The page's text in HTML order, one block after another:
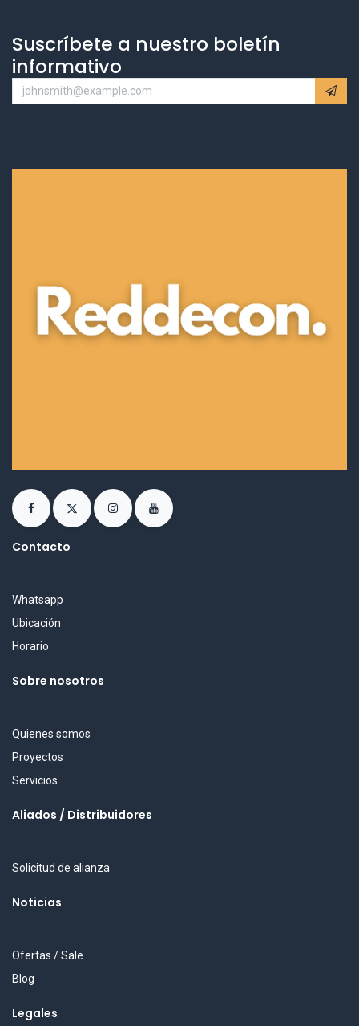
Suscríbete a nuestro boletín
informativo
Contacto
Whatsapp
Ubicación
Horario
Sobre nosotros
Quienes somos
Proyectos
Servicios
Aliados / Distribuidores
Solicitud de alianza
Noticias
Ofertas / Sale
Blog
Legales